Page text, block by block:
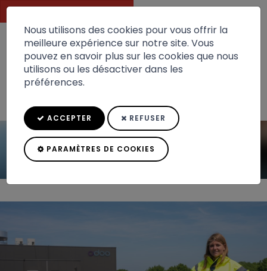
Toggle
Accueil Actualités
Odoo choisit PolarSun pour
l'installation de 30...
Nous utilisons des cookies pour vous offrir la
meilleure expérience sur notre site. Vous
pouvez en savoir plus sur les cookies que nous
utilisons ou les désactiver dans les
préférences.
ACCEPTER REFUSER
PARAMÈTRES DE COOKIES